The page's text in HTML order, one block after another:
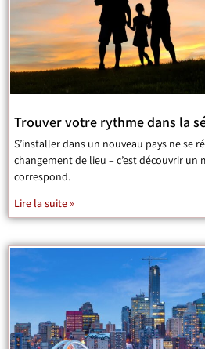
Trouver votre rythme dans la
S’installer dans un nouveau pays ne se
changement de lieu – c’est découvrir un
correspond.
Lire la suite »